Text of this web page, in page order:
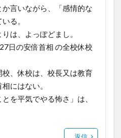
か言いながら、「感情的な
る。
は、よっぽどまし。
日の安倍首相 の全校休校
、休校は、校長又は教育
にはない。
を平気でやる怖さ」は、
返信